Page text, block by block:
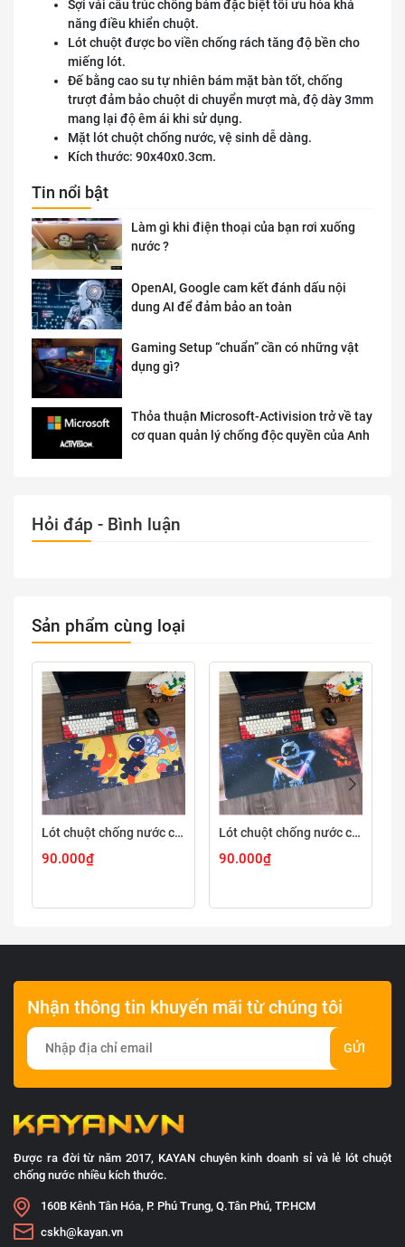
Sợi vải cấu trúc chống bám đặc biệt tối ưu hóa khả
năng điều khiển chuột.
Lót chuột được bo viền chống rách tăng độ bền cho
miếng lót.
Đế bằng cao su tự nhiên bám mặt bàn tốt, chống
trượt đảm bảo chuột di chuyển mượt mà, độ dày 3mm
mang lại độ êm ái khi sử dụng.
Mặt lót chuột chống nước, vệ sinh dễ dàng.
Kích thước: 90x40x0.3cm.
Tin nổi bật
Làm gì khi điện thoại của bạn rơi xuống
nước ?
OpenAI, Google cam kết đánh dấu nội
dung AI để đảm bảo an toàn
Gaming Setup “chuẩn” cần có những vật
dụng gì?
Thỏa thuận Microsoft-Activision trở về tay
cơ quan quản lý chống độc quyền của Anh
Hỏi đáp - Bình luận
Sản phẩm cùng loại
Lót chuột chống nước cỡ lớn 80x30cm dày 3mm ASTRO-03-80X30
90.000₫
Lót chuột chống nước cỡ lớn 80x30cm dày 3mm ASTRO-02-80X30
90.000₫
Nhận thông tin khuyến mãi từ chúng tôi
GỬI
Được ra đời từ năm 2017, KAYAN chuyên kinh doanh sỉ và lẻ lót chuột
chống nước nhiều kích thước.
160B Kênh Tân Hóa, P. Phú Trung, Q.Tân Phú, TP.HCM
cskh@kayan.vn